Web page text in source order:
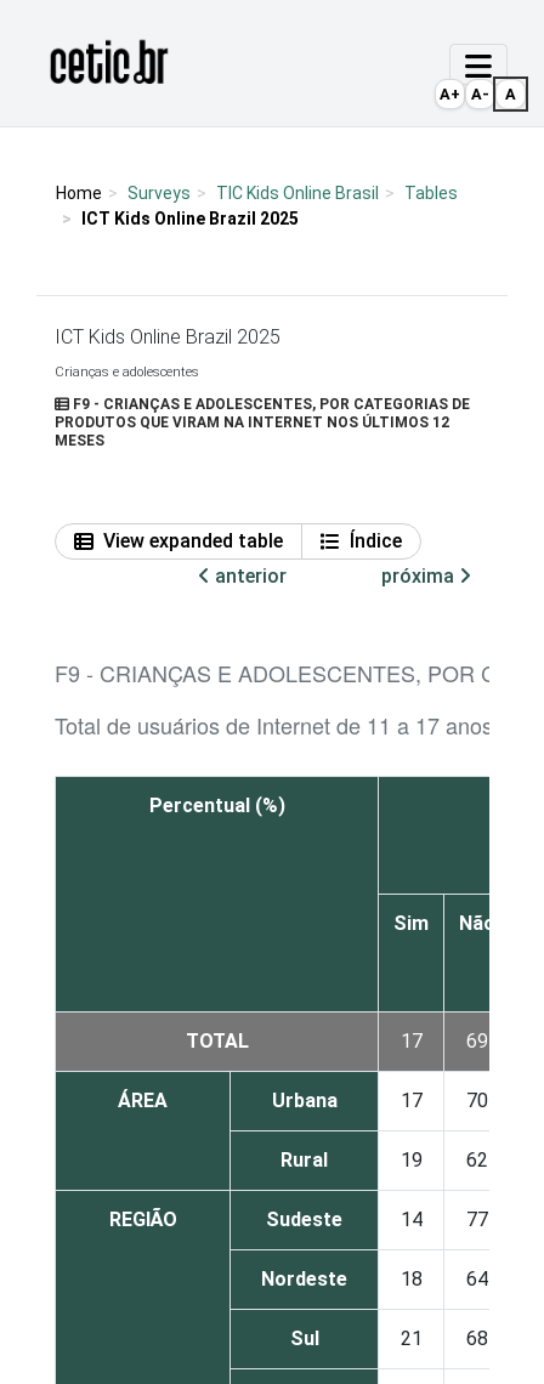
Página inicial
Home Surveys TIC Kids Online Brasil
Tables
ICT Kids Online Brazil 2025
ICT Kids Online Brazil 2025
Crianças e adolescentes
F9 - CRIANÇAS E ADOLESCENTES, POR CATEGORIAS DE
PRODUTOS QUE VIRAM NA INTERNET NOS ÚLTIMOS 12
MESES
View expanded table
Índice
anterior
próxima
F9 - CRIANÇAS E ADOLESCENTES, POR
Total de usuários de Internet de 11 a 17 anos
Percentual (%)
Sim Não
TOTAL 17 69
ÁREA Urbana 17 70
Rural 19 62
REGIÃO Sudeste 14 77
Nordeste 18 64
Sul 21 68
A+ A- A